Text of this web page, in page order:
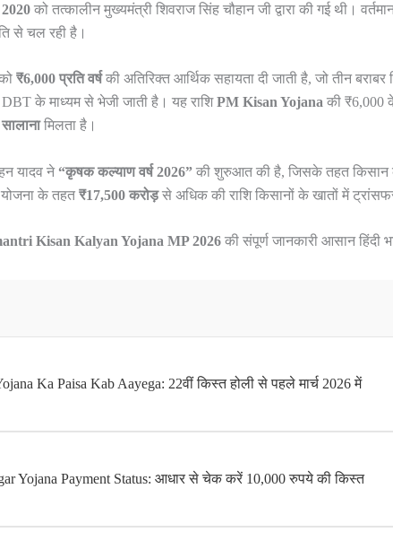
को तत्कालीन मुख्यमंत्री शिवराज सिंह चौहान जी द्वारा की गई थी।
से चल रही है।
₹6,000 प्रति वर्षकी अतिरिक्त आर्थिक सहायता दी जाती है, जो तीन बराबर
के माध्यम से भेजी जाती है। यह राशिPM Kisan Yojana की ₹6,000
मिलता है।
यादव ने “कृषक कल्याण वर्ष 2026” की शुरुआत की है, जिसके तहत किसान
के तहत ₹17,500 करोड़से अधिक की राशि किसानों के खातों में
Kisan Kalyan Yojana MP 2026 की संपूर्ण जानकारी आसान हिंदी
Ka Paisa Kab Aayega: 22वीं किस्त होली से पहले मार्च 2026 में
Yojana Payment Status: आधार से चेक करें 10,000 रुपये की किस्त